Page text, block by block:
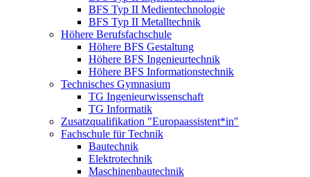
BFS Typ II Medientechnologie
BFS Typ II Metalltechnik
Höhere Berufsfachschule
Höhere BFS Gestaltung
Höhere BFS Ingenieurtechnik
Höhere BFS Informationstechnik
Technisches Gymnasium
TG Ingenieurwissenschaft
TG Informatik
Zusatzqualifikation "Europaassistent*in"
Fachschule für Technik
Bautechnik
Elektrotechnik
Maschinenbautechnik